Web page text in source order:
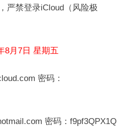
严禁登录iCloud（风险极
8月7日 星期五
密码：
密码：f9pf3QPX1Q